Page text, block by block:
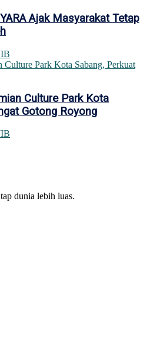
Ajak Masyarakat Tetap
Culture Park Kota
Gotong Royong
dunia lebih luas.